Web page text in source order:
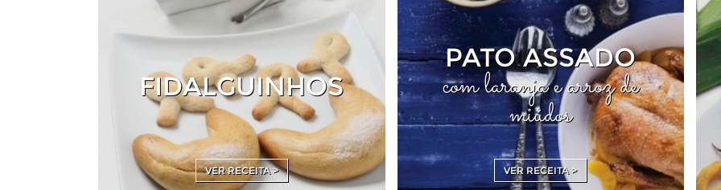
FIDALGUINHOS
VER RECEITA >
PATO ASSADO
com laranja e arroz de
miúdos
VER RECEITA >